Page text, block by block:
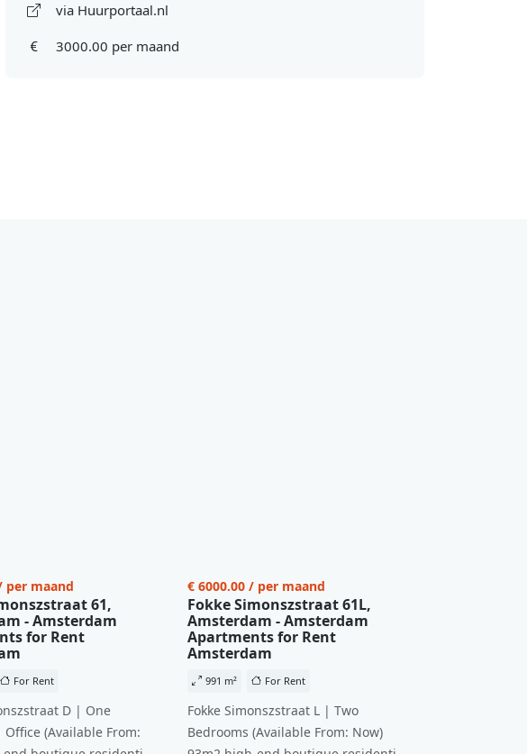
via Huurportaal.nl
3000.00 per maand
per maand
61,
- Amsterdam
for Rent
For Rent
D | One
(Available From:
€ 6000.00 / per maand
Fokke Simonszstraat 61L,
Amsterdam - Amsterdam
Apartments for Rent
Amsterdam
991 m² For Rent
Fokke Simonszstraat L | Two
Bedrooms (Available From: Now)